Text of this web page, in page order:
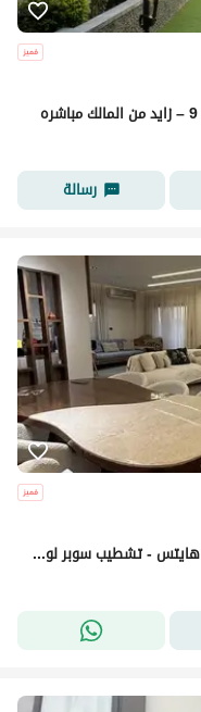
رسالة
دوبلكس أرضي بحديقة للبيع في كمبوند زايد هايتس - تشطيب سوبر لوكس - موقع مميز وفيو شارع البستان